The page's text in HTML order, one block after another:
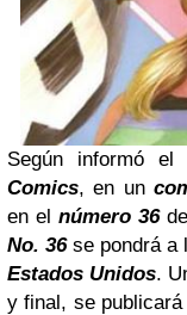
Según informó
Comics, en un
en el número 36de
No. 36se pondrá a
Estados Unidos.
y final, se